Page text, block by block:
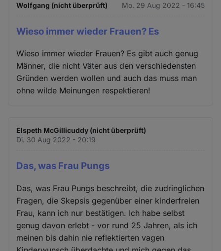
Wolfgang (nicht überprüft) Mo. 29 Aug 2022 - 16:45
Wieso immer wieder Frauen? Es
Wieso immer wieder Frauen? Es gibt auch genug
Männer, die nicht Väter aus den verschiedensten
Gründen werden wollen und auch das muss man
ohne wilde Meinungen respektieren!
Elspeth McGillicuddy (nicht überprüft)
Di. 30 Aug 2022 - 20:19
Das, was Frau Pungs
Das, was Frau Pungs beschreibt, die zudringlichen
Fragen, die Skepsis gegenüber einer kinderfreien
Frau, kann ich nur bestätigen. Ich habe selbst
genug davon erlebt - vor rund 25 Jahren, als ich
meinen bis dahin nie reflektierten vagen